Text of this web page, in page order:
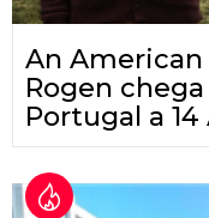
An
Rogen
Portugal a